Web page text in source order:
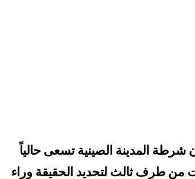
المدينة الصينية تسعى حالياً
من طرف ثالث لتحديد الحقيقة وراء